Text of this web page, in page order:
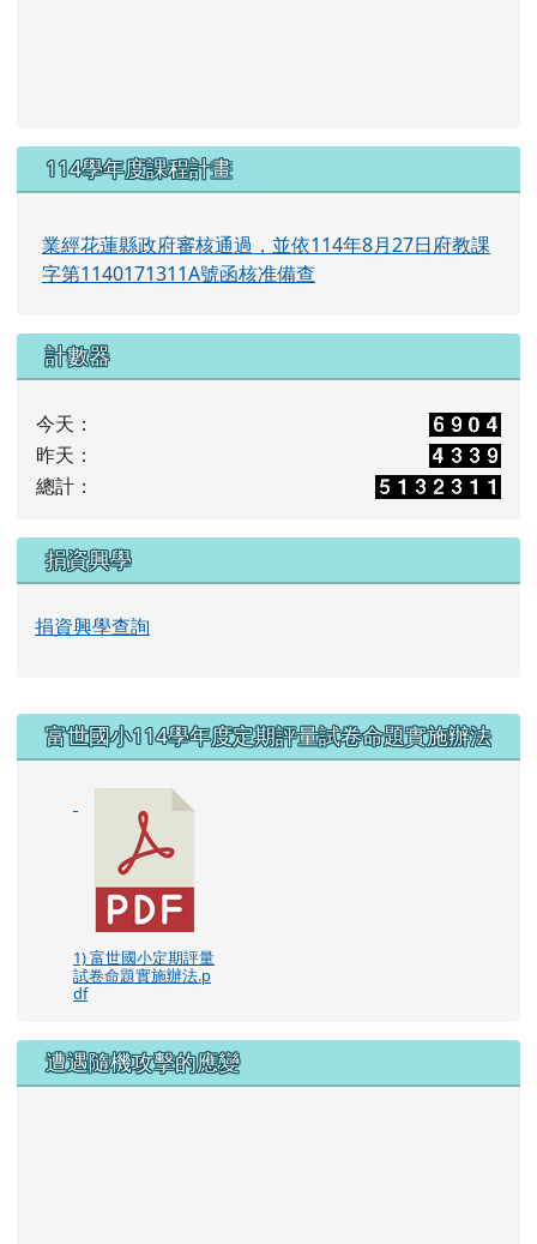
114學年度課程計畫
業經花蓮縣政府審核通過，並依114年8月27日府教課
字第1140171311A號函核准備查
計數器
今天：
昨天：
總計：
捐資興學
捐資興學查詢
右邊區域內容
富世國小114學年度定期評量試卷命題實施辦法
1) 富世國小定期評量
試卷命題實施辦法.p
df
遭遇隨機攻擊的應變